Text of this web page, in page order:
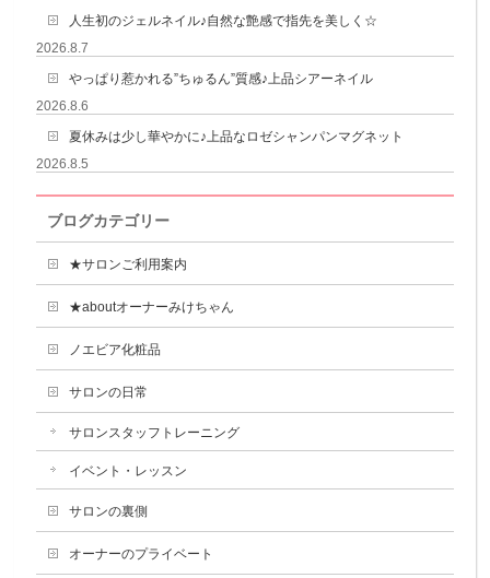
人生初のジェルネイル♪自然な艶感で指先を美しく☆
2026.8.7
やっぱり惹かれる”ちゅるん”質感♪上品シアーネイル
2026.8.6
夏休みは少し華やかに♪上品なロゼシャンパンマグネット
2026.8.5
ブログカテゴリー
★サロンご利用案内
★aboutオーナーみけちゃん
ノエビア化粧品
サロンの日常
サロンスタッフトレーニング
イベント・レッスン
サロンの裏側
オーナーのプライベート